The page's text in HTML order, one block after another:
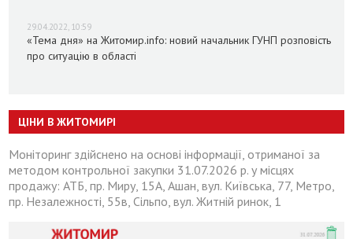
29.04.2022, 10:59
«Тема дня» на Житомир.info: новий начальник ГУНП розповість
про ситуацію в області
ЦІНИ В ЖИТОМИРІ
Моніторинг здійснено на основі інформації, отриманої за
методом контрольної закупки 31.07.2026 р. у місцях
продажу: АТБ, пр. Миру, 15А, Ашан, вул. Київська, 77, Метро,
пр. Незалежності, 55в, Сільпо, вул. Житній ринок, 1